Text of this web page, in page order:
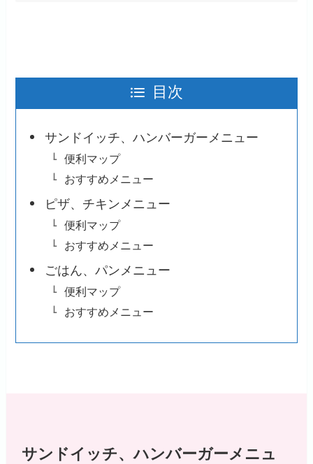
目次
サンドイッチ、ハンバーガーメニュー
便利マップ
おすすめメニュー
ピザ、チキンメニュー
便利マップ
おすすめメニュー
ごはん、パンメニュー
便利マップ
おすすめメニュー
サンドイッチ、ハンバーガーメニュ